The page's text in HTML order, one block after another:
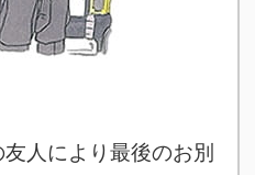
人により最後のお別